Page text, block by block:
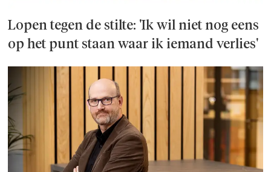
Lopen tegen de stilte: 'Ik wil niet nog eens
op het punt staan waar ik iemand verlies'